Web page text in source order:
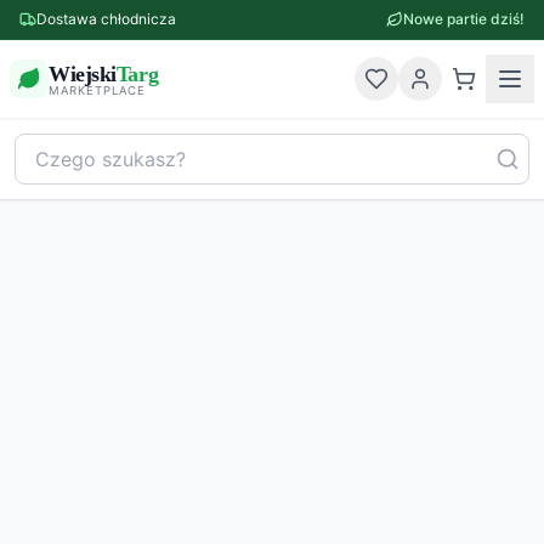
Dostawa chłodnicza Nowe partie dziś!
WiejskiTarg
MARKETPLACE